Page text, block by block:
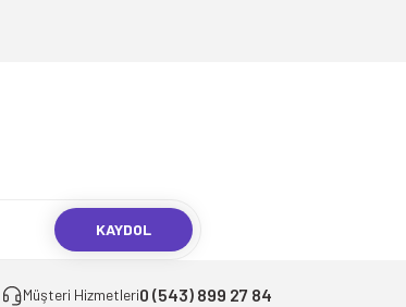
KAYDOL
Müşteri Hizmetleri0 (543) 899 27 84